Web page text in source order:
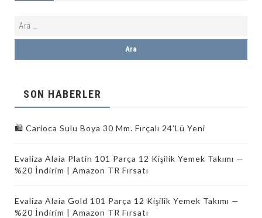
SON HABERLER
🛍️ Carioca Sulu Boya 30 Mm. Fırçalı 24’Lü Yeni
Evaliza Alaia Platin 101 Parça 12 Kişilik Yemek Takımı —
%20 İndirim | Amazon TR Fırsatı
Evaliza Alaia Gold 101 Parça 12 Kişilik Yemek Takımı —
%20 İndirim | Amazon TR Fırsatı